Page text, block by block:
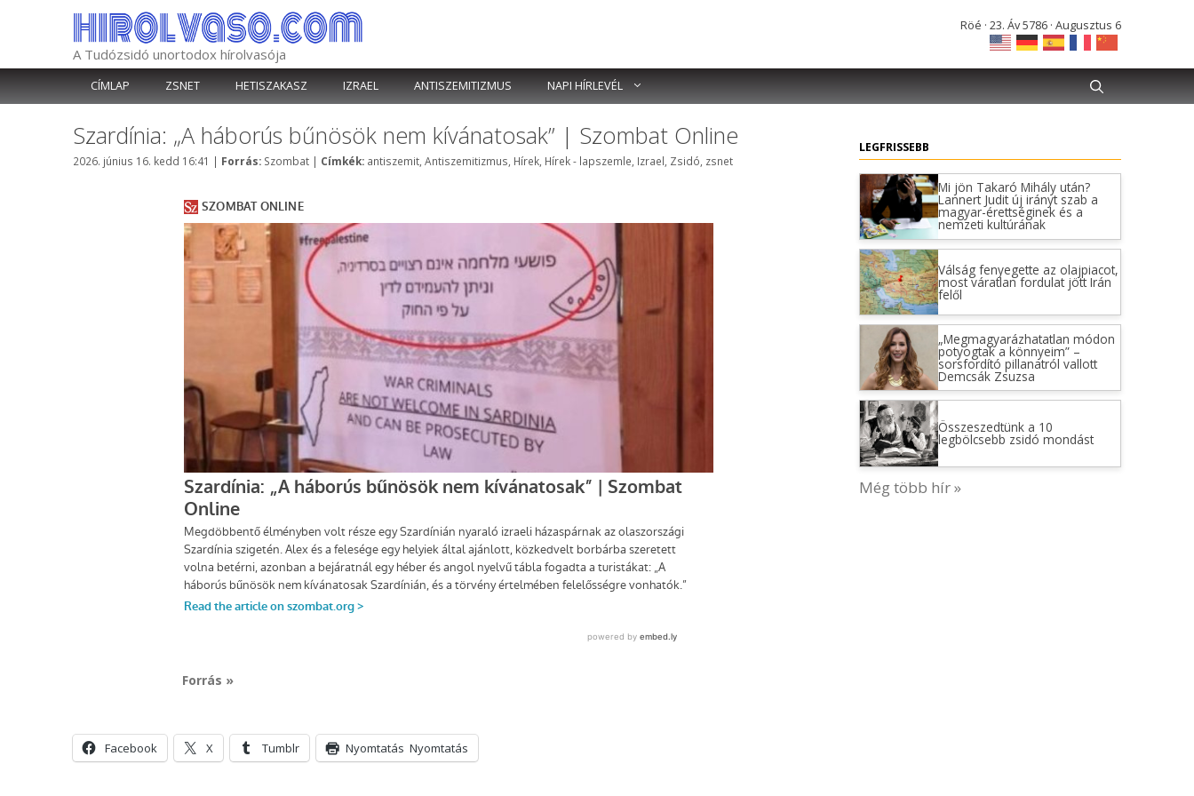
A Tudózsidó unortodox hírolvasója
Röé · 23. Áv 5786 · Augusztus 6
CÍMLAP ZSNET HETISZAKASZ IZRAEL ANTISZEMITIZMUS NAPI HÍRLEVÉL
Szardínia: „A háborús bűnösök nem kívánatosak” | Szombat Online
2026. június 16. kedd 16:41 | Forrás: Kategória
Szombat | Címkék: Címkék
antiszemit Antiszemitizmus Hírek Hírek - lapszemle Izrael Zsidó zsnet
Forrás »
Facebook X Tumblr Nyomtatás Nyomtatás
LEGFRISSEBB
Mi jön Takaró Mihály után?
Lannert Judit új irányt szab a
magyar-érettséginek és a
nemzeti kultúrának
Válság fenyegette az olajpiacot,
most váratlan fordulat jött Irán
felől
„Megmagyarázhatatlan módon
potyogtak a könnyeim” –
sorsfordító pillanatról vallott
Demcsák Zsuzsa
Összeszedtünk a 10
legbölcsebb zsidó mondást
Még több hír »